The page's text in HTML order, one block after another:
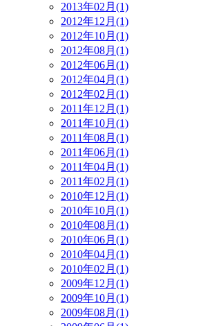
2013年02月(1)
2012年12月(1)
2012年10月(1)
2012年08月(1)
2012年06月(1)
2012年04月(1)
2012年02月(1)
2011年12月(1)
2011年10月(1)
2011年08月(1)
2011年06月(1)
2011年04月(1)
2011年02月(1)
2010年12月(1)
2010年10月(1)
2010年08月(1)
2010年06月(1)
2010年04月(1)
2010年02月(1)
2009年12月(1)
2009年10月(1)
2009年08月(1)